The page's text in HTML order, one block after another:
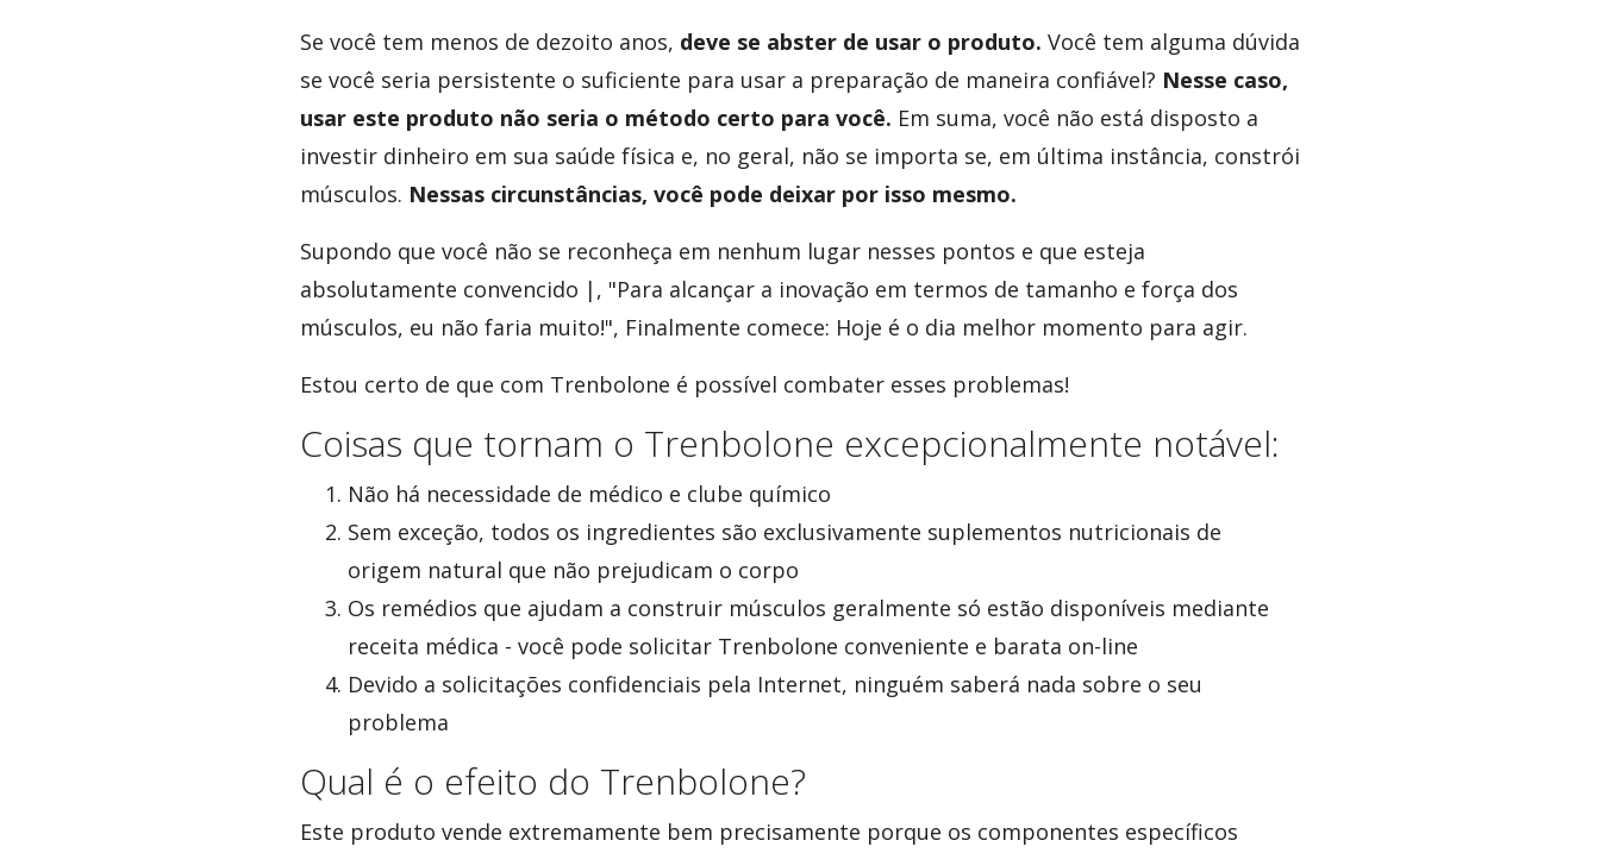
Se você tem menos de dezoito anos, deve se abster de usar o produto. Você tem alguma dúvida
se você seria persistente o suficiente para usar a preparação de maneira confiável? Nesse caso,
usar este produto não seria o método certo para você. Em suma, você não está disposto a
investir dinheiro em sua saúde física e, no geral, não se importa se, em última instância, constrói
músculos. Nessas circunstâncias, você pode deixar por isso mesmo.
Supondo que você não se reconheça em nenhum lugar nesses pontos e que esteja
absolutamente convencido |, "Para alcançar a inovação em termos de tamanho e força dos
músculos, eu não faria muito!", Finalmente comece: Hoje é o dia melhor momento para agir.
Estou certo de que com Trenbolone é possível combater esses problemas!
Coisas que tornam o Trenbolone excepcionalmente notável:
Não há necessidade de médico e clube químico
Sem exceção, todos os ingredientes são exclusivamente suplementos nutricionais de
origem natural que não prejudicam o corpo
Os remédios que ajudam a construir músculos geralmente só estão disponíveis mediante
receita médica - você pode solicitar Trenbolone conveniente e barata on-line
Devido a solicitações confidenciais pela Internet, ninguém saberá nada sobre o seu
problema
Qual é o efeito do Trenbolone?
Este produto vende extremamente bem precisamente porque os componentes específicos